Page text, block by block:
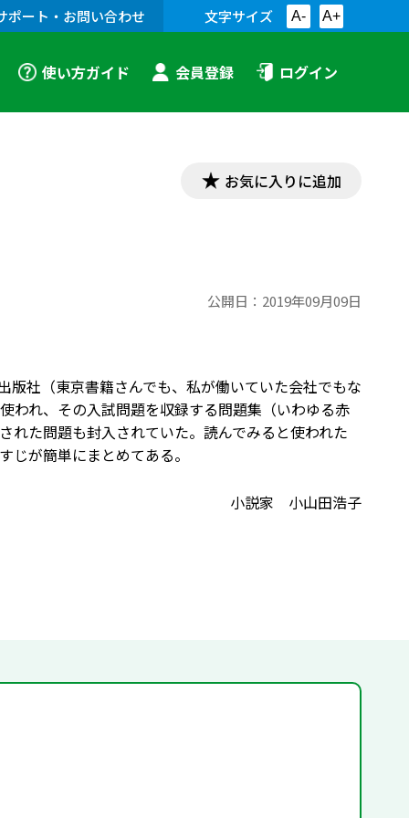
ポート・お問い合わせ 文字サイズ A- A+
使い方ガイド 会員登録 ログイン
お気に入りに追加
公開日： 2019年09月09日
社（東京書籍さんでも、私が働いていた会社でもな
われ、その入試問題を収録する問題集（いわゆる赤
れた問題も封入されていた。読んでみると使われた
が簡単にまとめてある。
小説家 小山田浩子